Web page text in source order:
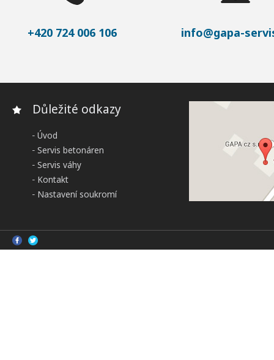
+420 724 006 106 info@gapa-
Důležité odkazy
Úvod
Servis betonáren
Servis váhy
Kontakt
Nastavení soukromí